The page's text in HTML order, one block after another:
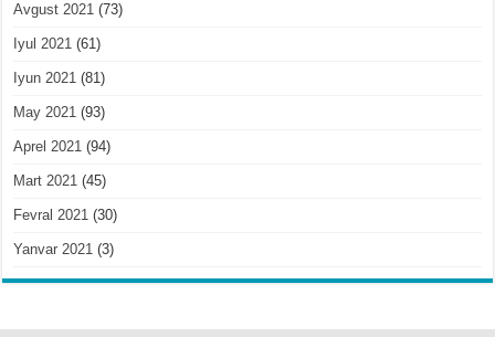
Avgust 2021 (73)
Iyul 2021 (61)
Iyun 2021 (81)
May 2021 (93)
Aprel 2021 (94)
Mart 2021 (45)
Fevral 2021 (30)
Yanvar 2021 (3)